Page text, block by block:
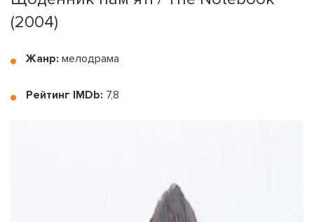
(2004)
Жанр: мелодрама
Рейтинг IMDb: 7,8